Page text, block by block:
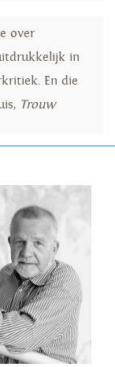
over
in
En die
Trouw